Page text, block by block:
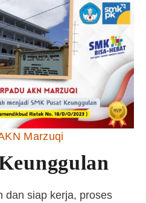
Marzuqi
dan siap kerja, proses